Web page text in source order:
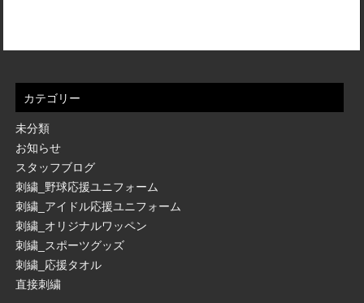
カテゴリー
未分類
お知らせ
スタッフブログ
刺繍_野球応援ユニフォーム
刺繍_アイドル応援ユニフォーム
刺繍_オリジナルワッペン
刺繍_スポーツグッズ
刺繍_応援タオル
直接刺繍